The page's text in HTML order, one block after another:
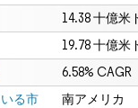
14.38 十億米
19.78 十億米
6.58% CAGR
る市
南アメリカ